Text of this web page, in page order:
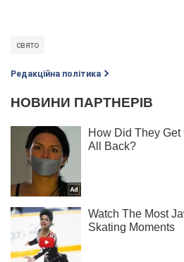
свято
Редакційна політика